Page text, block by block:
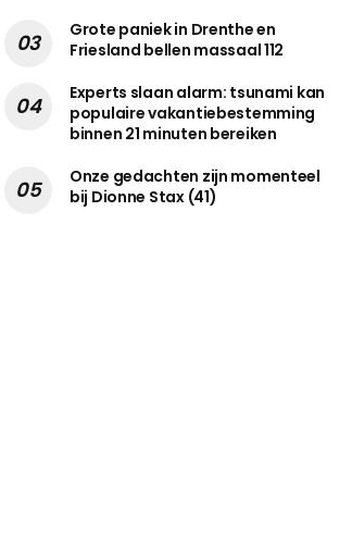
Grote paniek in Drenthe en
Friesland bellen massaal 112
Experts slaan alarm: tsunami kan
populaire vakantiebestemming
binnen 21 minuten bereiken
Onze gedachten zijn momenteel
bij Dionne Stax (41)